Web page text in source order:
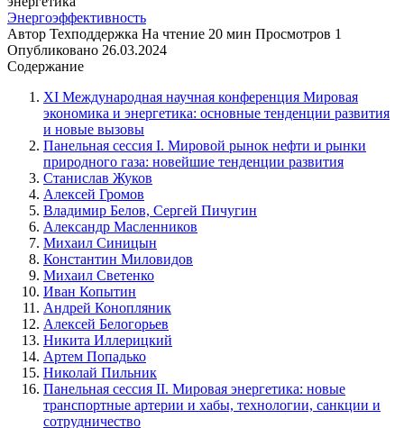
Энергоэффективность
Автор Техподдержка На чтение 20 мин Просмотров 1
Опубликовано 26.03.2024
Содержание
XI Международная научная конференция Мировая
экономика и энергетика: основные тенденции развития
и новые вызовы
Панельная сессия I. Мировой рынок нефти и рынки
природного газа: новейшие тенденции развития
Станислав Жуков
Алексей Громов
Владимир Белов, Сергей Пичугин
Александр Масленников
Михаил Синицын
Константин Миловидов
Михаил Светенко
Иван Копытин
Андрей Конопляник
Алексей Белогорьев
Никита Иллерицкий
Артем Попадько
Николай Пильник
Панельная сессия II. Мировая энергетика: новые
транспортные артерии и хабы, технологии, санкции и
сотрудничество